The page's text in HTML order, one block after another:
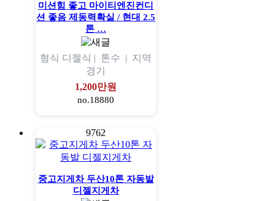
미션힘 좋고 마이티엔진컨디
션 좋음 제동력확실 / 현대 2.5
톤 …
형식 디젤식 | 톤수 | 지역
경기
1,200만원
no.18880
9762
중고지게차 두산10톤 자동발
디젤지게차